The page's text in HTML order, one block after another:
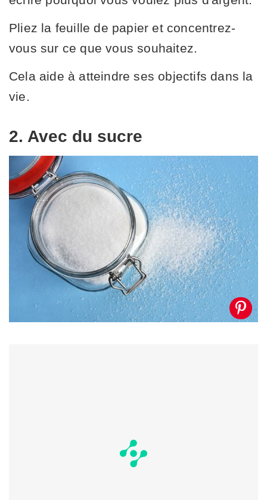
Pliez la feuille de papier et concentrez-
vous sur ce que vous souhaitez.
Cela aide à atteindre ses objectifs dans la
vie.
2. Avec du sucre